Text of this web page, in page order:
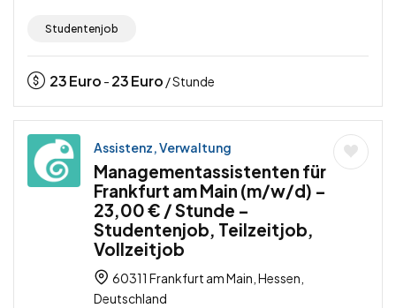
Studentenjob
23Euro - 23Euro / Stunde
Assistenz, Verwaltung
Managementassistenten für
Frankfurt am Main (m/w/d) –
23,00 € / Stunde –
Studentenjob, Teilzeitjob,
Vollzeitjob
60311 Frankfurt am Main, Hessen,
Deutschland